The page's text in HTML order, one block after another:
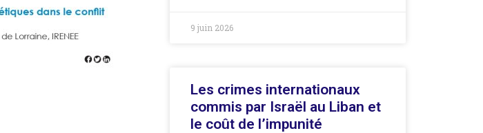
9 juin 2026
Les crimes internationaux
commis par Israël au Liban et
le coût de l’impunité